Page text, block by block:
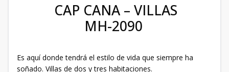
CAP CANA – VILLAS
MH-2090
Es aquí donde tendrá el estilo de vida que siempre ha
soñado. Villas de dos y tres habitaciones.